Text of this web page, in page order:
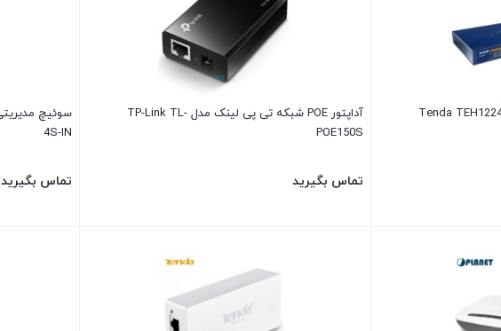
آداپتور POE شبکه تی پی لینک مدل TP-Link TL-
POE150S
تماس بگیرید
4S-IN
تماس بگیرید